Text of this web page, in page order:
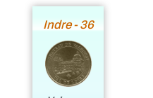
Indre - 36